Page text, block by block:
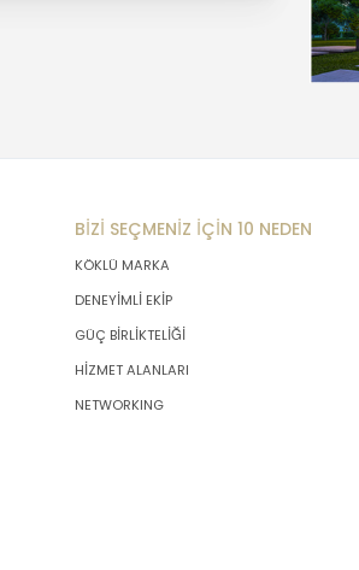
BİZİ SEÇMENİZ İÇİN 10 NEDEN
KÖKLÜ MARKA
DENEYİMLİ EKİP
GÜÇ BİRLİKTELİĞİ
HİZMET ALANLARI
NETWORKING